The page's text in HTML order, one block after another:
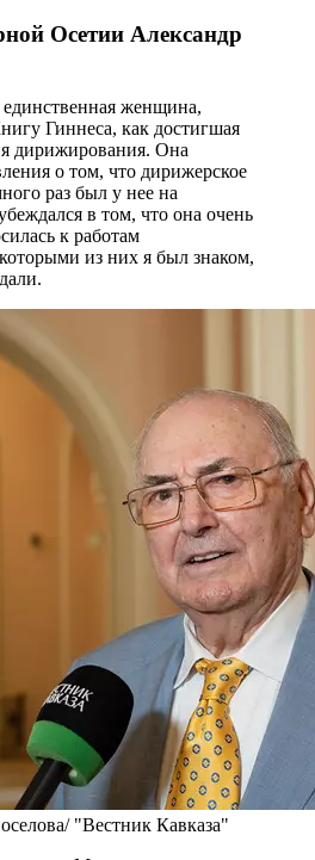
Осетии Александр
женщина,
Гиннеса, как достигшая
дирижирования. Она
о том, что дирижерское
раз был у нее на
в том, что она очень
к работам
из них я был знаком,
"Вестник Кавказа"